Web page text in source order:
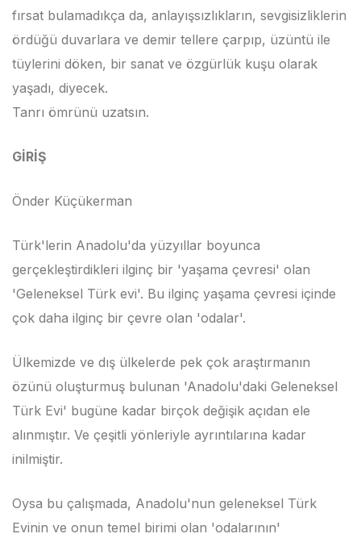
fırsat bulamadıkça da, anlayışsızlıkların, sevgisizliklerin
ördüğü duvarlara ve demir tellere çarpıp, üzüntü ile
tüylerini döken, bir sanat ve özgürlük kuşu olarak
yaşadı, diyecek.
Tanrı ömrünü uzatsın.
GİRİŞ
Önder Küçükerman
Türk'lerin Anadolu'da yüzyıllar boyunca
gerçekleştirdikleri ilginç bir 'yaşama çevresi' olan
'Geleneksel Türk evi'. Bu ilginç yaşama çevresi içinde
çok daha ilginç bir çevre olan 'odalar'.
Ülkemizde ve dış ülkelerde pek çok araştırmanın
özünü oluşturmuş bulunan 'Anadolu'daki Geleneksel
Türk Evi' bugüne kadar birçok değişik açıdan ele
alınmıştır. Ve çeşitli yönleriyle ayrıntılarına kadar
inilmiştir.
Oysa bu çalışmada, Anadolu'nun geleneksel Türk
Evinin ve onun temel birimi olan 'odalarının'